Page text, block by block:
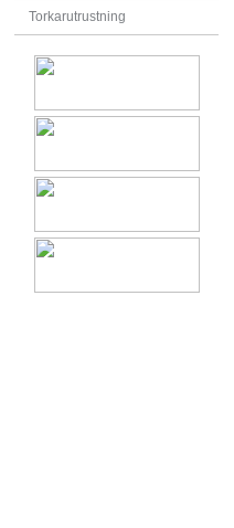
Torkarutrustning